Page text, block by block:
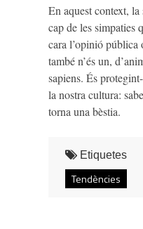
En aquest context,
cap de les simpaties
cara l’opinió pública
també n’és un,
sapiens. És
la nostra cultura:
torna una bèstia.
Etiquetes
Tendències